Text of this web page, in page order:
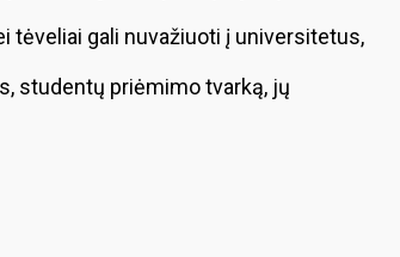
tėveliai gali nuvažiuoti į universitetus,
studentų priėmimo tvarką, jų